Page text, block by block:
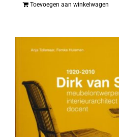
Toevoegen aan winkelwagen